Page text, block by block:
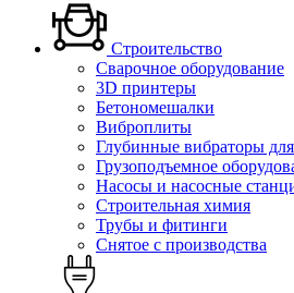
Строительство
Сварочное оборудование
3D принтеры
Бетономешалки
Виброплиты
Глубинные вибраторы
Грузоподъемное
Насосы и насосные
Строительная химия
Трубы и фитинги
Снятое с производства